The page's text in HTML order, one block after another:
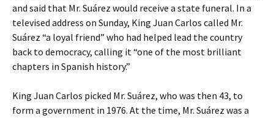
and said that Mr. Suárez would receive a state funeral. In a
televised address on Sunday, King Juan Carlos called Mr.
Suárez “a loyal friend” who had helped lead the country
back to democracy, calling it “one of the most brilliant
chapters in Spanish history.”
King Juan Carlos picked Mr. Suárez, who was then 43, to
form a government in 1976. At the time, Mr. Suárez was a